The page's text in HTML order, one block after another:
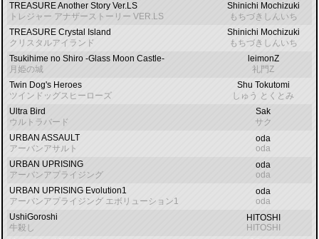
TREASURE Another Story Ver.LS
トレジャー アナザーストーリー VER.LS
Shinichi Mochizuki
もちづきしんいち
TREASURE Crystal Island
クリスタルアイランド
Shinichi Mochizuki
もちづきしんいち
Tsukihime no Shiro -Glass Moon Castle-
月姫の城
leimonZ
礼門Z
Twin Dog's Heroes
ツインドッグスヒーローズ
Shu Tokutomi
しゅう とくとみ
Ultra Bird
ウルトラバード
Sak
サク
URBAN ASSAULT
アーバンアサルト
oda
oda
URBAN UPRISING
アーバンアプライジング
oda
oda
URBAN UPRISING Evolution1
アーバンアプライジング エボリューション1
oda
oda
UshiGoroshi
牛殺し
HITOSHI
HITOSHI